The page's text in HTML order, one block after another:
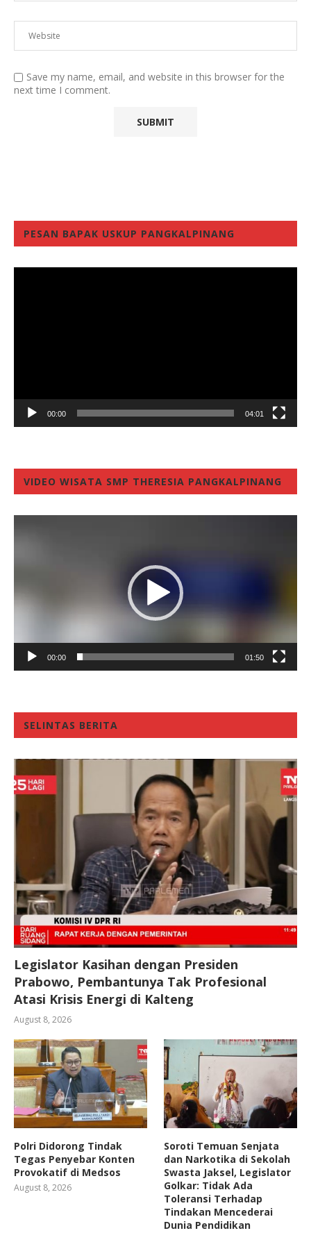
Save my name, email, and website in this browser for the
next time I comment.
PESAN BAPAK USKUP PANGKALPINANG
00:00 04:01
VIDEO WISATA SMP THERESIA PANGKALPINANG
00:00 01:50
SELINTAS BERITA
Legislator Kasihan dengan Presiden
Prabowo, Pembantunya Tak Profesional
Atasi Krisis Energi di Kalteng
August 8, 2026
Polri Didorong Tindak
Tegas Penyebar Konten
Provokatif di Medsos
August 8, 2026
Soroti Temuan Senjata
dan Narkotika di Sekolah
Swasta Jaksel, Legislator
Golkar: Tidak Ada
Toleransi Terhadap
Tindakan Mencederai
Dunia Pendidikan